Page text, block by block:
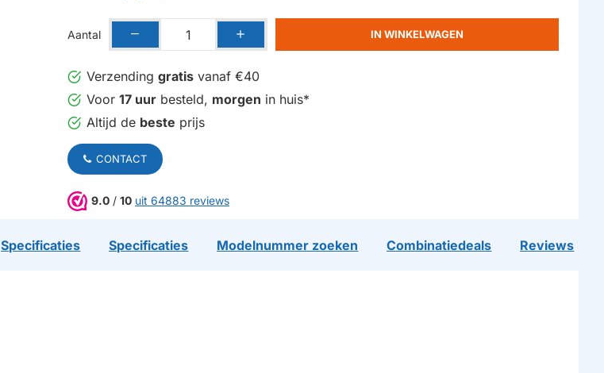
Aantal IN WINKELWAGEN
Verzending gratis vanaf €40
Voor 17 uur besteld, morgen in huis*
Altijd de beste prijs
CONTACT
9.0 / 10 uit 64883 reviews
Specificaties Specificaties Modelnummer zoeken Combinatiedeals Reviews